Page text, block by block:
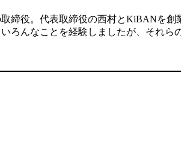
締役。代表取締役の西村とKiBANを
ろんなことを経験しましたが、それら